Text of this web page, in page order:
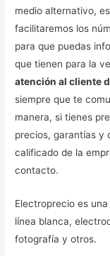
medio alternativo,
facilitaremos los
para que puedas
que tienen para la
atención al cliente
siempre que te
manera, si tienes
precios, garantías y
calificado de la
contacto.
Electroprecio es
línea blanca,
fotografía y otros.